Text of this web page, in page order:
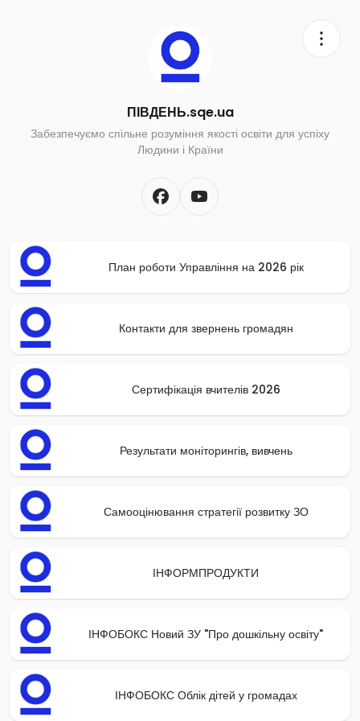
ПІВДЕНЬ.sqe.ua
Забезпечуємо спільне розуміння якості освіти для успіху
Людини і Країни
План роботи Управління на 2026 рік
Контакти для звернень громадян
Сертифікація вчителів 2026
Результати моніторингів, вивчень
Самооцінювання стратегії розвитку ЗО
ІНФОРМПРОДУКТИ
ІНФОБОКС Новий ЗУ "Про дошкільну освіту"
ІНФОБОКС Облік дітей у громадах